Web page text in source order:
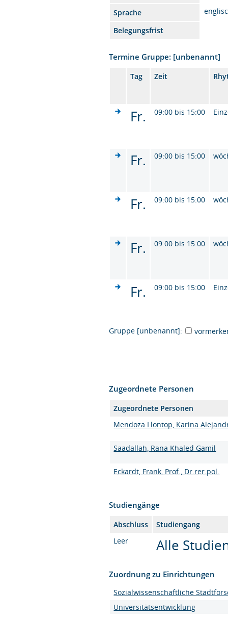
Sprache
Belegungsfrist
Termine Gruppe: [unbenannt]
Tag Zeit
Fr. 09:00 bis 15:00
Fr. 09:00 bis 15:00
Fr. 09:00 bis 15:00
Fr. 09:00 bis 15:00
Fr. 09:00 bis 15:00
Gruppe [unbenannt]:
Zugeordnete Personen
Zugeordnete Personen
Mendoza Llontop, Karina
Saadallah, Rana Khaled Gamil
Eckardt, Frank, Prof., Dr.rer.pol.
Studiengänge
Abschluss
Studiengang
Leer
Alle
Zuordnung zu Einrichtungen
Sozialwissenschaftliche
Universitätsentwicklung